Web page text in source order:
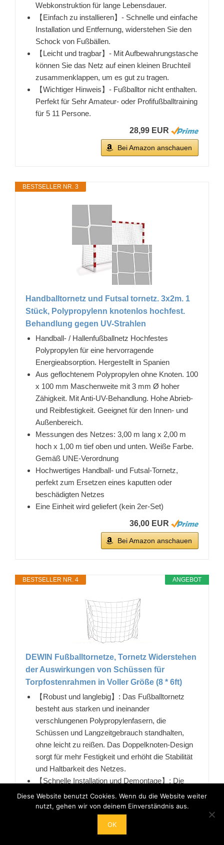
Webkonstruktion für lange Lebensdauer.
【Einfach zu installieren】- Schnelle und einfache
Installation und Entfernung, widerstehen Sie den
Schock von Fußbällen.
【Leicht und tragbar】- Mit Aufbewahrungstasche
können Sie das Netz auf einen kleinen Bruchteil
zusammenklappen, um es gut zu tragen.
【Wichtiger Hinweis】- Fußballtor nicht enthalten.
Perfekt für Sehr Amateur- oder Profifußballtraining
für 5 11 Persone.
28,99 EUR
Bei Amazon anschauen
BESTSELLER NR. 3
Handballtornetz und Futsal tornetz. 3x2m. 1
Stück, Polypropylenn knotenlos hochfest.
Behandlung gegen UV-Strahlen
Handball- / Hallenfußballnetz Hochfestes
Polypropylen für eine hervorragende
Energieabsorption. Hergestellt in Spanien
Aus geflochtenem Polypropylen ohne Knoten. 100
x 100 mm Maschenweite mit 3 mm Ø hoher
Zähigkeit. Mit Anti-UV-Behandlung. Hohe Abrieb-
und Reibfestigkeit. Geeignet für den Innen- und
Außenbereich.
Messungen des Netzes: 3,00 m lang x 2,00 m
hoch x 1,00 m tief oben und unten. Weiße Farbe.
Gemäß UNE-Verordnung
Hochwertiges Handball- und Futsal-Tornetz,
perfekt zum Ersetzen eines kaputten oder
beschädigten Netzes
Eine Einheit wird geliefert (kein 2er-Set)
36,00 EUR
Bei Amazon anschauen
ANGEBOT
BESTSELLER NR. 4
DEWIN Fußballtornetze, Tornetz Widerstehen
der Auswirkungen von Schüssen für
Torpfostenrahmen in Voller Größe (8 * 6ft)
【Robust und langlebig】: Das Fußballtornetz
besteht aus starken und ineinander
verschlungenen Polypropylenfasern, die
Schüssen und Langzeitgebrauch standhalten,
ohne leicht zu reißen. Das Doppelknoten-Design
sorgt für mehr Festigkeit und erhöht die Stabilität
und Haltbarkeit des Netzes.
【Schnelle Installation und Demontage】: Die
Fußballtornetze sind einfach gestaltet und können
einfach und schnell installiert und entfernt werden.
Ob auf dem Spiel- oder Trainingsplatz, Sie können
das Tornetz schnell anpassen und wechseln.
Diese Website benutzt Cookies. Wenn du die Website weiter
nutzt, gehen wir von deinem Einverständnis aus.
OK